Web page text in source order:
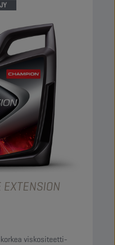
EXTENSION
viskositeetti-